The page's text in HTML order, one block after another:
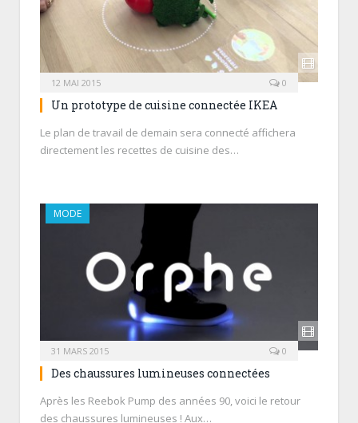
12 MAI 2015 0
Un prototype de cuisine connectée IKEA
Le plan de travail de demain sera connecté affichera
directement les recettes de cuisine des…
MODE
31 MARS 2015 0
Des chaussures lumineuses connectées
Après les Reebok Pump des années 90, voici le retour
des chaussures lumineuses ! Aux…